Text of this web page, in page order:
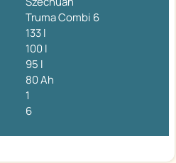
Truma Combi 6
133 l
100 l
95 l
80 Ah
1
6